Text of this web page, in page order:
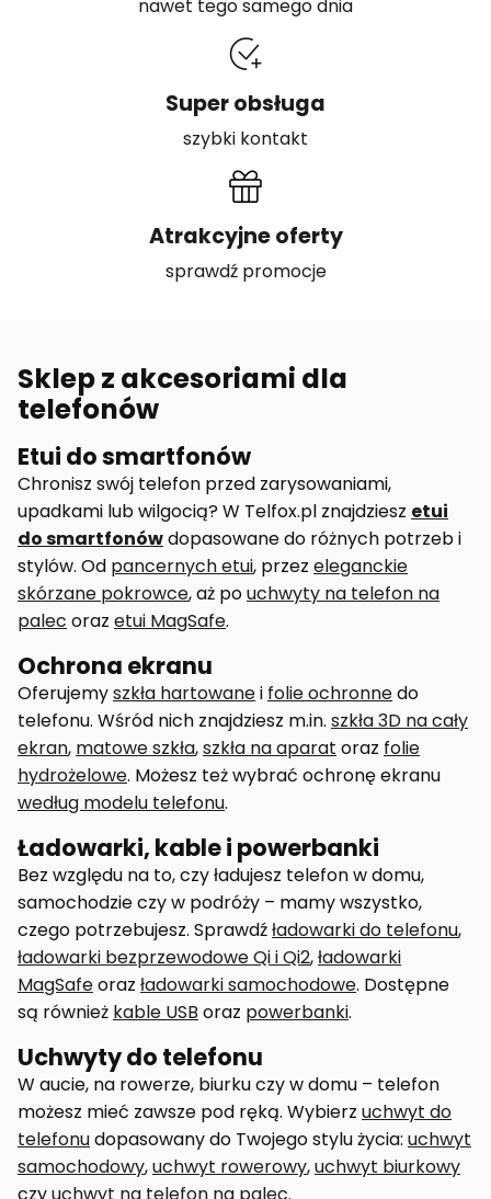
nawet tego samego dnia
Super obsługa
szybki kontakt
Atrakcyjne oferty
sprawdź promocje
Sklep z akcesoriami dla
telefonów
Etui do smartfonów
Chronisz swój telefon przed zarysowaniami,
upadkami lub wilgocią? W Telfox.pl znajdziesz etui
do smartfonówdopasowane do różnych potrzeb i
stylów. Od pancernych etui, przez eleganckie
skórzane pokrowce, aż pouchwyty na telefon na
palec oraz etui MagSafe.
Ochrona ekranu
Oferujemyszkła hartowanei folie ochronnedo
telefonu. Wśród nich znajdziesz m.in. szkła 3D na cały
ekran, matowe szkła,szkła na aparat oraz folie
hydrożelowe. Możesz też wybrać ochronę ekranu
według modelu telefonu.
Ładowarki, kable i powerbanki
Bez względu na to, czy ładujesz telefon w domu,
samochodzie czy w podróży – mamy wszystko,
czego potrzebujesz. Sprawdźładowarki do telefonu,
ładowarki bezprzewodowe Qi i Qi2,ładowarki
MagSafeoraz ładowarki samochodowe. Dostępne
są również kable USB oraz powerbanki.
Uchwyty do telefonu
W aucie, na rowerze, biurku czy w domu – telefon
możesz mieć zawsze pod ręką. Wybierz uchwyt do
telefonudopasowany do Twojego stylu życia: uchwyt
samochodowy,uchwyt rowerowy,uchwyt biurkowy
czyuchwyt na telefon na palec.